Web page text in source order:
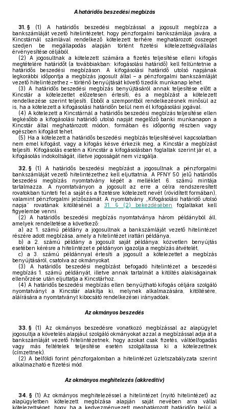
A határidős beszedési megbízás
31. § (1)
A határidős beszedési megbízással a jogosult megbízza a
bankszámláját vezető hitelintézetet, hogy pénzforgalmi bankszámlája javára, a
Kincstárnál számlával rendelkező kötelezett terhére meghatározott összeget
szedjen be megállapodás alapján történt fizetési kötelezettségvállalás
érvényesítése céljából.
(2) A jogosultnak a kötelezett számára a fizetés teljesítése elleni kifogás
megtételére határidőt (a továbbiakban: kifogásolási határidő) kell feltüntetnie a
határidős beszedési megbízáson. A kifogásolási határidő utolsó napjának
legkorábbi időpontja a megbízás jogosult által – a pénzforgalmi bankszámláját
vezető hitelintézethez – történő benyújtását követő tizedik munkanap lehet.
(3) A határidős beszedési megbízás benyújtásáról annak teljesítése előtt a
Kincstár a kötelezettet előzetesen értesíti, és a megbízást a kötelezett
rendelkezése szerint teljesíti. Ebből a szempontból rendelkezésnek minősül az
is, ha a kötelezett a kifogásolási határidőn belül nem él kifogásolási jogával.
(4) A kötelezett a Kincstárnál a határidős beszedési megbízás teljesítése ellen
legkésőbb a kifogásolási határidő utolsó napját megelőző banki munkanapon a
Kincstár által meghatározott módon, formában és időpontig részben vagy
egészben kifogást tehet.
(5) Ha a kötelezett a határidős beszedési megbízás teljesítésével kapcsolatban
nem emel kifogást, vagy a kifogás késve érkezik meg, a Kincstár a megbízást
teljesíti. Kifogásolás esetén a Kincstár a kifogásolásban foglaltak szerint jár el, a
kifogásolás indokoltságát, illetve jogosságát nem vizsgálja.
32. § (1)
A határidős beszedési megbízást a jogosultnak a pénzforgalmi
bankszámláját vezető hitelintézethez kell eljuttatnia. A PFNY 50 jelű határidős
beszedési megbízás nyomtatvány képét a melléklet 6. számú mintája
tartalmazza. A nyomtatványon a jogosult az erre a célra rendszeresített
rovatokban tünteti fel a saját és a fizetésre kötelezett nevét (rövidített formában),
valamint pénzforgalmi jelzőszámát. A nyomtatvány „Kifogásolási határidő utolsó
napja” rovatának kitöltésénél a 31. § (2) bekezdésében
foglaltakat kell
figyelembe venni.
(2) A határidős beszedési megbízás nyomtatványa három példányból áll,
amelyek rendeltetése a következő:
a) az 1. számú példány a jogosultnak a bankszámláját vezető hitelintézet
részére adott megbízása, amely a hitelintézet irattári példánya,
b) a 2. számú példány a jogosult saját példánya; közvetlen benyújtás
esetében kérésre a hitelintézet e példányon igazolja a megbízás átvételét,
c) a 3. számú példánnyal értesíti a jogosult a kötelezettet a megbízás
benyújtásáról, csatolva az okmányokat.
(3) A határidős beszedési megbízást befogadó hitelintézet a beszedési
megbízás 1. számú példányát, illetve annak tartalmát a kitöltés alakiságainak
ellenőrzése után eljuttatja a Kincstárhoz.
(4) A határidős beszedési megbízás ellen benyújtható kifogás céljára szolgáló
nyomtatványt a Kincstár alakítja ki, melynek alkalmazására, kitöltésére,
aláírására a nyomtatványt kibocsátó rendelkezései irányadóak.
Az okmányos beszedés
33. § (1)
Az okmányos beszedésre vonatkozó megbízással az alapügylet
jogosultja a követelés alapjául szolgáló okmányokat azzal a megbízással adja át a
bankszámláját vezető hitelintézetnek, hogy azokat csak fizetés, váltóelfogadás
vagy más feltételek teljesítése esetén szolgáltassa ki a kötelezettnek
(címzettnek).
(2) A belföldi forint pénzforgalomban a hitelintézet üzletszabályzata szerint
alkalmazható e fizetési mód.
Az okmányos meghitelezés (akkreditív)
34. § (1) Az okmányos meghitelezéssel a hitelintézet (nyitó hitelintézet) az
alapügyletben kötelezett megbízása alapján saját nevében arra vállal
kötelezettséget, hogy ha a kedvezményezett meghatározott határidőn belül a